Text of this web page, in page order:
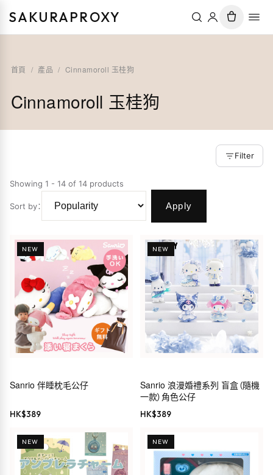
SAKURAPROXY
首頁 / 產品 / Cinnamoroll 玉桂狗
Cinnamoroll 玉桂狗
Filter
Showing 1 - 14 of 14 products
Sort by： Apply
NEW
Sanrio 伴睡枕毛公仔
HK$389
NEW
Sanrio 浪漫婚禮系列 盲盒（隨機
一款）角色公仔
HK$389
NEW NEW